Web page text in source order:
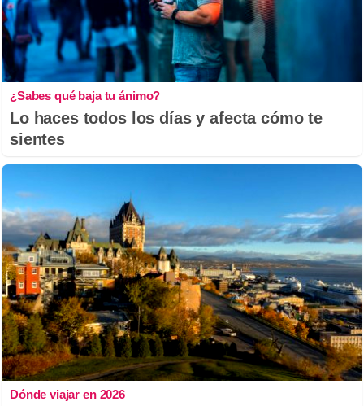
¿Sabes qué baja tu ánimo?
Lo haces todos los días y afecta cómo te
sientes
Dónde viajar en 2026